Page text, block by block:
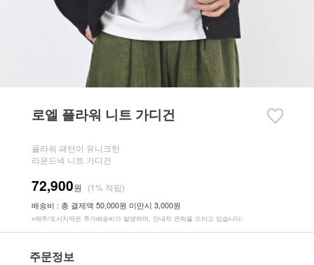
로엘 플라워 니트 가디건
플라워 패턴이 유니크한
라운드넥 니트 가디건
72,900원 (1% 적립)
배송비 : 총 결제액 50,000원 미만시 3,000원
※제주/도서지역은 추가배송비가 발생하며, 안내차 연락을 드리고 있습니다.
주문정보